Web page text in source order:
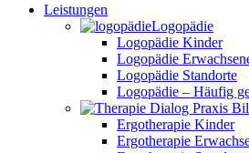
Leistungen
Logopädie
Logopädie Kinder
Logopädie
Logopädie Standorte
Logopädie – Häufig
Ergotherapie Kinder
Ergotherapie